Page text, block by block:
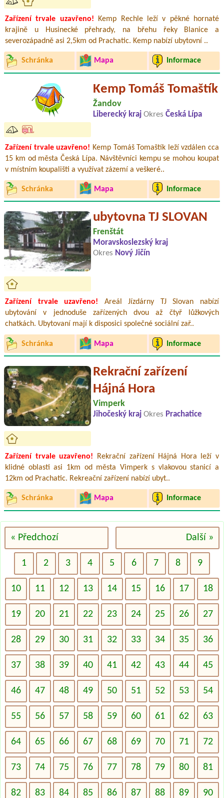
Zařízení trvale uzavřeno! Kemp Rechle leží v pěkné hornaté
krajině u Husinecké přehrady, na břehu řeky Blanice a
severozápadně asi 2,5km od Prachatic. Kemp nabízí ubytovní ..
Schránka Mapa Informace
Kemp Tomáš Tomaštík
Žandov
Liberecký kraj Okres Česká Lípa
Zařízení trvale uzavřeno! Kemp Tomáš Tomaštík leží vzdálen cca
15 km od města Česká Lípa. Návštěvníci kempu se mohou koupat
v místním koupališti a využívat zázemí a veškeré..
Schránka Mapa Informace
ubytovna TJ SLOVAN
Frenštát
Moravskoslezský kraj
Okres Nový Jičín
Zařízení trvale uzavřeno! Areál Jízdárny TJ Slovan nabízí
ubytování v jednoduše zařízených dvou až čtyř lůžkových
chatkách. Ubytovaní mají k disposici společné sociální zař..
Schránka Mapa Informace
Rekrační zařízení
Hájná Hora
Vimperk
Jihočeský kraj Okres Prachatice
Zařízení trvale uzavřeno! Rekrační zařízení Hájná Hora leží v
klidné oblasti asi 1km od města Vimperk s vlakovou stanicí a
12km od Prachatic. Rekreační zařízení nabízí ubyt..
Schránka Mapa Informace
« Předchozí Další »
1 2 3 4 5 6 7 8 9
10 11 12 13 14 15 16 17 18
19 20 21 22 23 24 25 26 27
28 29 30 31 32 33 34 35 36
37 38 39 40 41 42 43 44 45
46 47 48 49 50 51 52 53 54
55 56 57 58 59 60 61 62 63
64 65 66 67 68 69 70 71 72
73 74 75 76 77 78 79 80 81
82 83 84 85 86 87 88 89 90